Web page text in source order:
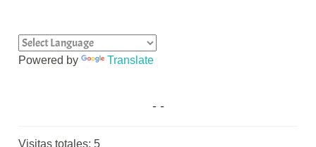
Powered by Translate
Visitas totales: 5